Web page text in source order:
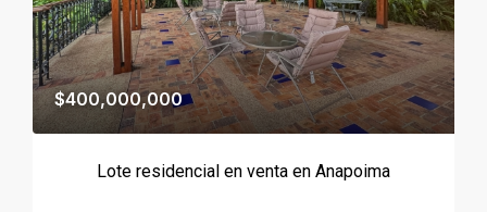
$400,000,000
Lote residencial en venta en Anapoima